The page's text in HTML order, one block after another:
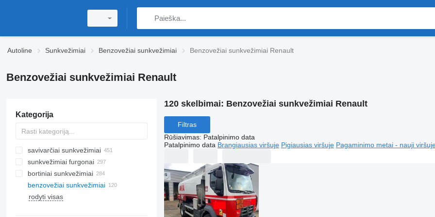
Autoline Sunkvežimiai Benzovežiai sunkvežimiai Benzovežiai sunkvežimiai Renault
Benzovežiai sunkvežimiai Renault
Kategorija
savivarčiai sunkvežimiai
sunkvežimiai furgonai
bortiniai sunkvežimiai
benzovežiai sunkvežimiai
rodyti visas
120 skelbimai: Benzovežiai sunkvežimiai Renault
Filtras
Rūšiavimas: Patalpinimo data
Patalpinimo data Brangiausias viršuje Pigiausias viršuje Pagaminimo metai - nauji